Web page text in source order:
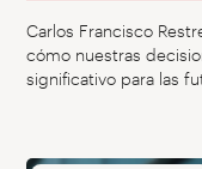
Carlos Francisco
cómo nuestras
significativo para las